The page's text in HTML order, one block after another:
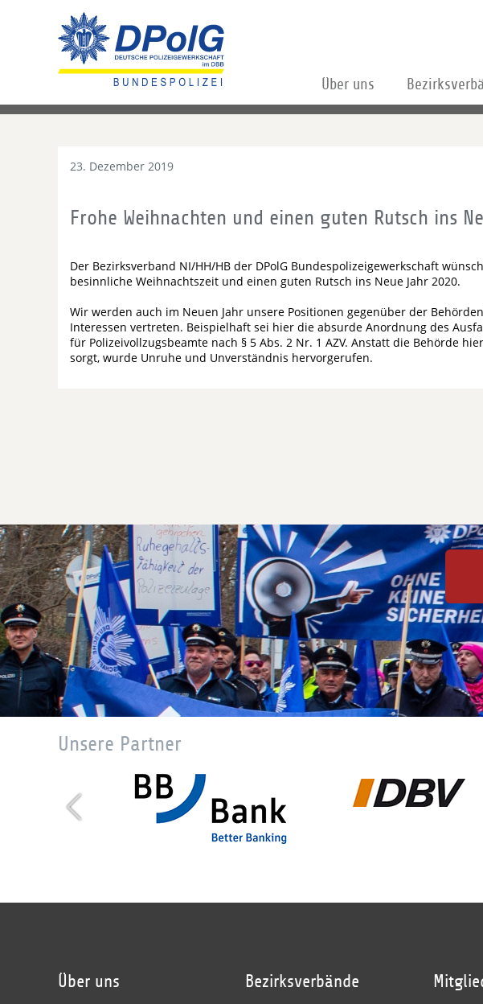
Über uns
23. Dezember 2019
Frohe Weihnachten und einen guten Rutsch ins
Der Bezirksverband NI/HH/HB der DPolG Bundespolizeigewerkschaft
besinnliche Weihnachtszeit und einen guten Rutsch ins Neue Jahr 2020.
Wir werden auch im Neuen Jahr unsere Positionen gegenüber der
Interessen vertreten. Beispielhaft sei hier die absurde Anordnung des
für Polizeivollzugsbeamte nach § 5 Abs. 2 Nr. 1 AZV. Anstatt die Behörde
sorgt, wurde Unruhe und Unverständnis hervorgerufen.
Unsere Partner
Über uns Bezirksverbände